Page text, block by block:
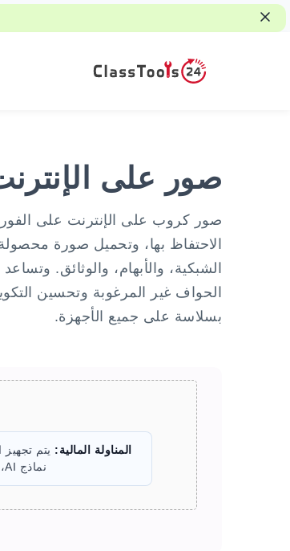
صور على
صور كروب على الإنترنت على الفور
الاحتفاظ بها، وتحميل صورة
الشبكية، والأبهام، والوثائق.
الحواف غير المرغوبة وتحسين
بسلاسة على جميع الأجهزة.
المناولة المالية: يتم
نماذج AI، والملفات المعدة للمستعمل تُحذف تلقائيا في غضون ساعتين.